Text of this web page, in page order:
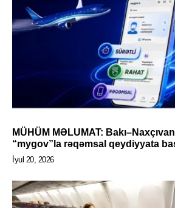
MÜHÜM MƏLUMAT:
“mygov”la rəqəmsal qeydiyyata
İyul 20, 2026